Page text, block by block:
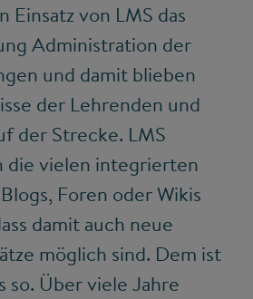
Einsatz von LMS das
Administration der
und damit blieben
der Lehrenden und
der Strecke. LMS
die vielen integrierten
Foren oder Wikis
damit auch neue
möglich sind. Dem ist
so. Über viele Jahre